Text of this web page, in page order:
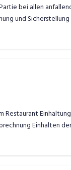
bei allen
und
Restaurant
Einhalten